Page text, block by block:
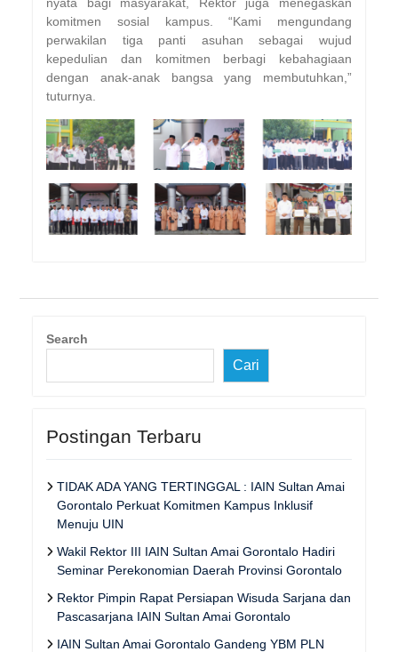
komitmen sosial kampus. “Kami mengundang
perwakilan tiga panti asuhan sebagai wujud
kepedulian dan komitmen berbagi kebahagiaan
dengan anak-anak bangsa yang membutuhkan,”
tuturnya.
Search
Cari
Postingan Terbaru
TIDAK ADA YANG TERTINGGAL : IAIN Sultan Amai
Gorontalo Perkuat Komitmen Kampus Inklusif
Menuju UIN
Wakil Rektor III IAIN Sultan Amai Gorontalo Hadiri
Seminar Perekonomian Daerah Provinsi Gorontalo
Rektor Pimpin Rapat Persiapan Wisuda Sarjana dan
Pascasarjana IAIN Sultan Amai Gorontalo
IAIN Sultan Amai Gorontalo Gandeng YBM PLN